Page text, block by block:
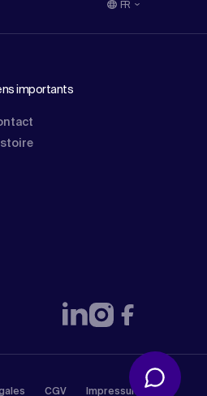
FR
importants
CGV Impressum